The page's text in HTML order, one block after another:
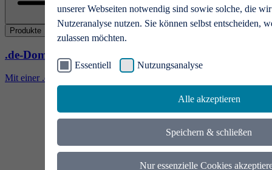
unserer Webseiten notwendig sind sowie solche, die
Nutzeranalyse nutzen. Sie können selbst entscheiden,
zulassen möchten.
Essentiell Nutzungsanalyse
Alle akzeptieren
Speichern & schließen
Nur essenzielle Cookies
Produkte
.de-Domains
Mit einer .de-Domain erhalten Ideen eine Bühne